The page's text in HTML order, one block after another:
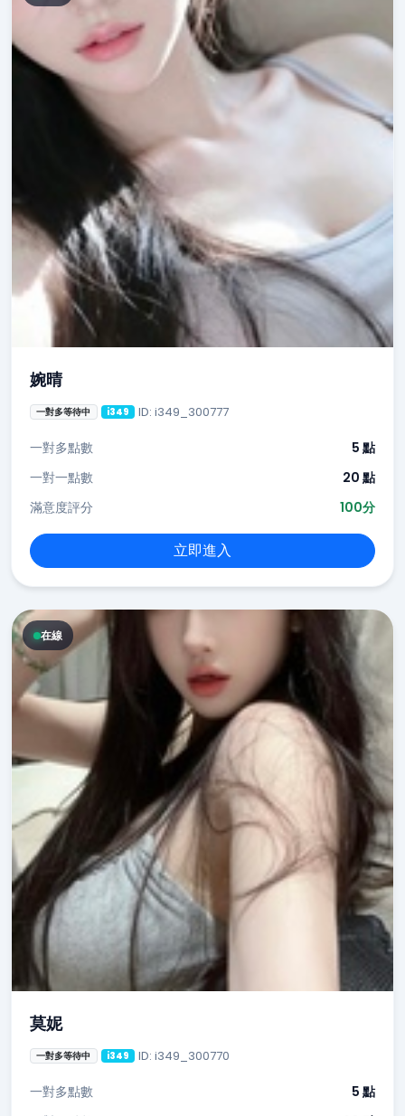
婉晴
一對多等待中 i349 ID: i349_300777
一對多點數
5 點
一對一點數
20 點
滿意度評分
100分
立即進入
在線
莫妮
一對多等待中 i349 ID: i349_300770
一對多點數
5 點